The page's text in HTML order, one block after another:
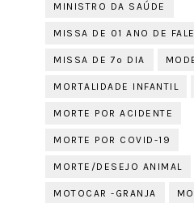
MINISTRO DA SAÚDE
MISSA DE 01 ANO DE
MISSA DE 7º DIA
MORTALIDADE INFANTIL
MORTE POR ACIDENTE
MORTE POR COVID-19
MORTE/DESEJO ANIMAL
MOTOCAR -GRANJA